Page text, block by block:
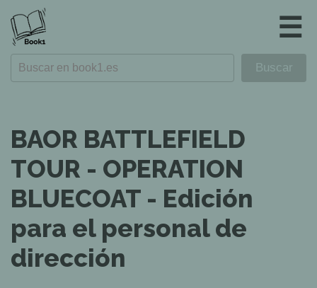
☰
BAOR BATTLEFIELD
TOUR - OPERATION
BLUECOAT - Edición
para el personal de
dirección